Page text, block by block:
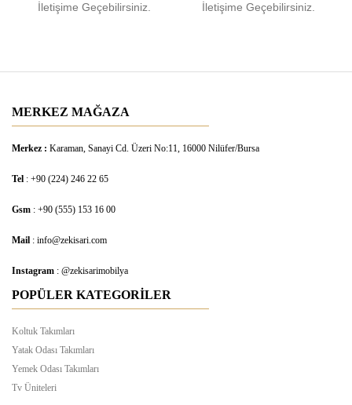
İletişime Geçebilirsiniz.
İletişime Geçebilirsiniz.
MERKEZ MAĞAZA
Merkez : Karaman, Sanayi Cd. Üzeri No:11, 16000 Nilüfer/Bursa
Tel : +90 (224) 246 22 65
Gsm : +90 (555) 153 16 00
Mail : info@zekisari.com
Instagram : @zekisarimobilya
POPÜLER KATEGORİLER
Koltuk Takımları
Yatak Odası Takımları
Yemek Odası Takımları
Tv Üniteleri